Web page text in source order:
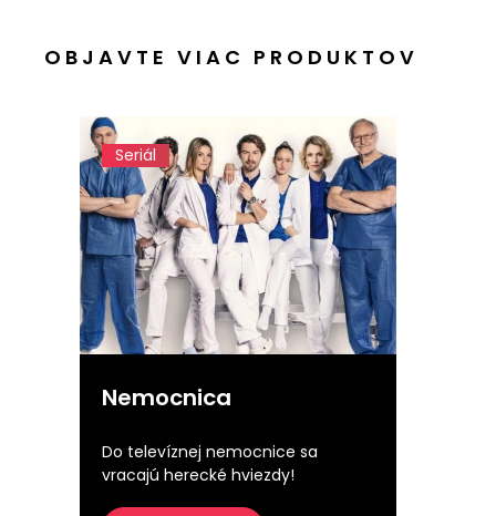
OBJAVTE VIAC PRODUKTOV
Seriál
Nemocnica
Do televíznej nemocnice sa
vracajú herecké hviezdy!